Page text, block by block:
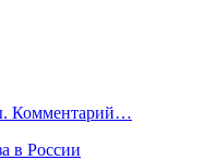
Комментарий…
в России